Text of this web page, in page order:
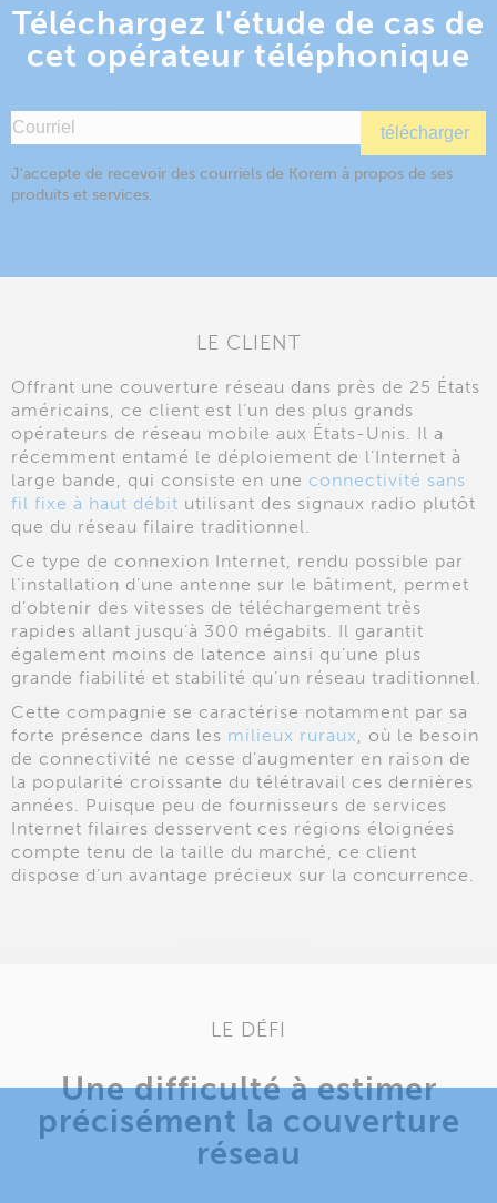
Téléchargez l'étude de cas de
cet opérateur téléphonique
LE CLIENT
Offrant une couverture réseau dans près de 25 États
américains, ce client est l’un des plus grands
opérateurs de réseau mobile aux États-Unis. Il a
récemment entamé le déploiement de l’Internet à
large bande, qui consiste en une connectivité sans
fil fixe à haut débit utilisant des signaux radio plutôt
que du réseau filaire traditionnel.
Ce type de connexion Internet, rendu possible par
l’installation d’une antenne sur le bâtiment, permet
d’obtenir des vitesses de téléchargement très
rapides allant jusqu’à 300 mégabits. Il garantit
également moins de latence ainsi qu’une plus
grande fiabilité et stabilité qu’un réseau traditionnel.
Cette compagnie se caractérise notamment par sa
forte présence dans les milieux ruraux, où le besoin
de connectivité ne cesse d’augmenter en raison de
la popularité croissante du télétravail ces dernières
années. Puisque peu de fournisseurs de services
Internet filaires desservent ces régions éloignées
compte tenu de la taille du marché, ce client
dispose d’un avantage précieux sur la concurrence.
LE DÉFI
Une difficulté à estimer
précisément la couverture
réseau